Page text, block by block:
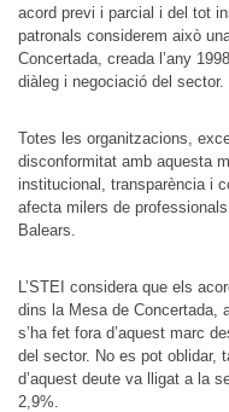
acord previ i parcial i del tot
patronals considerem això
Concertada, creada l’any
diàleg i negociació del sector.
Totes les organitzacions,
disconformitat amb aquesta
institucional, transparència i
afecta milers de
Balears.
L’STEI considera que els
dins la Mesa de Concertada,
s’ha fet fora d’aquest marc
del sector. No es pot oblidar,
d’aquest deute va lligat a la
2,9%.